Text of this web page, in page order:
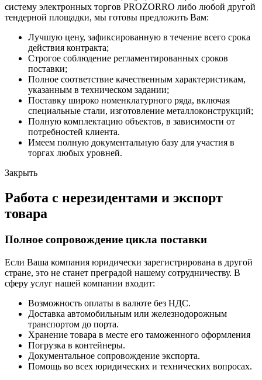
систему электронных торгов PROZORRO либо любой другой
тендерной площадки, мы готовы предложить Вам:
Лучшую цену, зафиксированную в течение всего срока
действия контракта;
Строгое соблюдение регламентированных сроков
поставки;
Полное соответствие качественным характеристикам,
указанным в техническом задании;
Поставку широко номенклатурного ряда, включая
специальные стали, изготовление металлоконструкций;
Полную комплектацию объектов, в зависимости от
потребностей клиента.
Имеем полную документальную базу для участия в
торгах любых уровней.
Закрыть
Работа с нерезидентами и экспорт
товара
Полное сопровождение цикла поставки
Если Ваша компания юридически зарегистрирована в другой
стране, это не станет преградой нашему сотрудничеству. В
сферу услуг нашей компании входит:
Возможность оплаты в валюте без НДС.
Доставка автомобильным или железнодорожным
транспортом до порта.
Хранение товара в месте его таможенного оформления
Погрузка в контейнеры.
Документальное сопровождение экспорта.
Помощь во всех юридических и технических вопросах.